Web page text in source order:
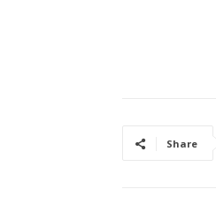
Share